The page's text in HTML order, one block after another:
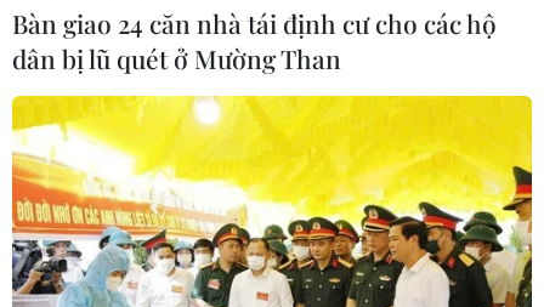
mới
03/08/2026 23:34
Ông Jay Clayton tuyên thệ nhậm
chức Giám đốc Tình báo Quốc gia
Mỹ
03/08/2026 22:44
Bàn giao 24 căn nhà tái định cư cho các hộ
dân bị lũ quét ở Mường Than